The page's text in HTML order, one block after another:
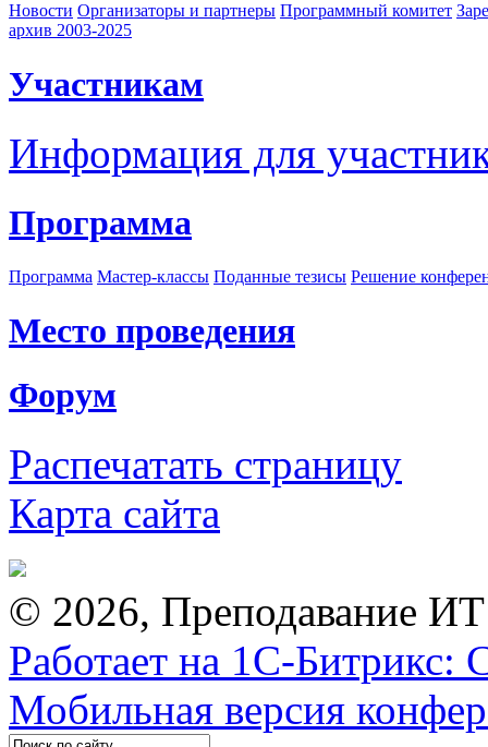
Новости Организаторы и партнеры Программный комитет
архив 2003-2025
Участникам
Информация для
Программа
Программа Мастер-классы Поданные тезисы Решение
Место проведения
Форум
Распечатать страницу
Карта сайта
© 2026, Преподавание
Работает на 1С-Битрикс:
Мобильная версия